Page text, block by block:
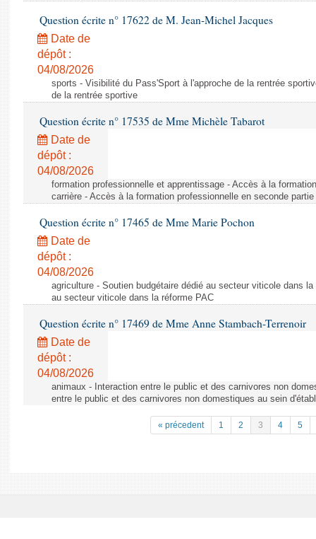
Question écrite n° 17622 de M. Jean-Michel Jacques
Date de
dépôt :
04/08/2026
sports - Visibilité du Pass'Sport à l'approche de la rentrée
de la rentrée sportive
Question écrite n° 17535 de Mme Michèle Tabarot
Date de
dépôt :
04/08/2026
formation professionnelle et apprentissage - Accès à la
carrière - Accès à la formation professionnelle en seconde partie
Question écrite n° 17465 de Mme Marie Pochon
Date de
dépôt :
04/08/2026
agriculture - Soutien budgétaire dédié au secteur viticole dans
au secteur viticole dans la réforme PAC
Question écrite n° 17469 de Mme Anne Stambach-Terrenoir
Date de
dépôt :
04/08/2026
animaux - Interaction entre le public et des carnivores non
entre le public et des carnivores non domestiques au sein
« précedent 1 2 3 4 5